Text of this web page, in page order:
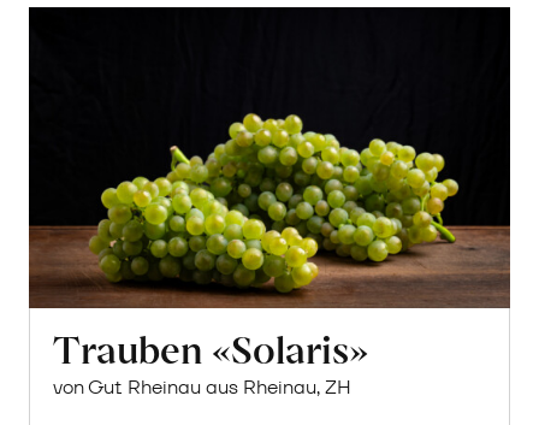
Trauben «Solaris»
von Gut Rheinau aus Rheinau, ZH